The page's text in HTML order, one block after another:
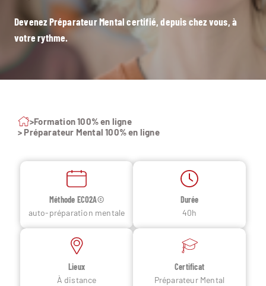
Devenez Préparateur Mental certifié, depuis chez vous, à
votre rythme.
>Formation 100% en ligne
> Préparateur Mental 100% en ligne
Méthode ECO2A©
auto-préparation mentale
Durée
40h
Lieux
À distance
Certificat
Préparateur Mental